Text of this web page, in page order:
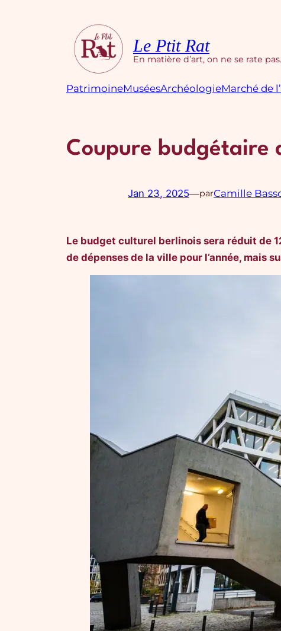
Le Ptit Rat
En matière d’art, on ne se rate pas.
PatrimoineMuséesArchéologieMarché de
Coupure budgétaire
Jan 23, 2025—parCamille
Le budget culturel berlinois sera réduit de
de dépenses de la ville pour l’année, mais